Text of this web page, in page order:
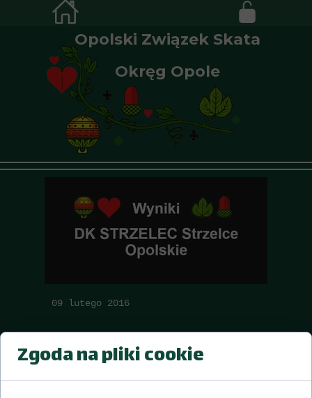
Opolski Związek Skata
Okręg Opole
09 lutego 2016
Strzelce Op. sezon 2015-2016
Turniej nr 23 z dnia 09.02.2016
r.
Zgoda na pliki cookie